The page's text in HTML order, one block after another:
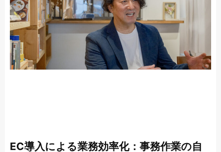
EC導入による業務効率化：事務作業の自